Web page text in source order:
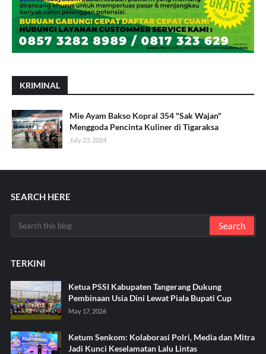
KRIMINAL
Mie Ayam Bakso Kopral 354 "Sak Wajan"
Menggoda Pencinta Kuliner di Tigaraksa
July 23, 2024
SEARCH HERE
TERKINI
Ketua PSSI Kabupaten Tangerang Dukung
Pembinaan Usia Dini Lewat Piala Bupati Cup
May 17, 2026
Ketum Senkom: Kolaborasi Polri, Media dan Mitra
Jadi Kunci Keselamatan Lalu Lintas